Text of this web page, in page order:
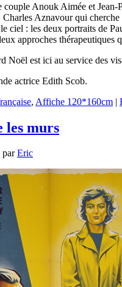
couple Anouk Aimée et Jean-
Aznavour qui cherche
ciel : les deux portraits de
approches thérapeutiques
Noël est ici au service des
actrice Edith Scob.
, Affiche 120*160cm |
les murs
parEric